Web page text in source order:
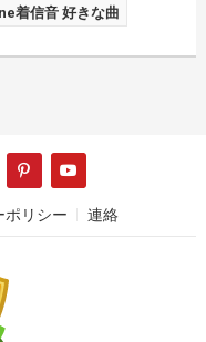
着信音 好きな曲
ポリシー 連絡